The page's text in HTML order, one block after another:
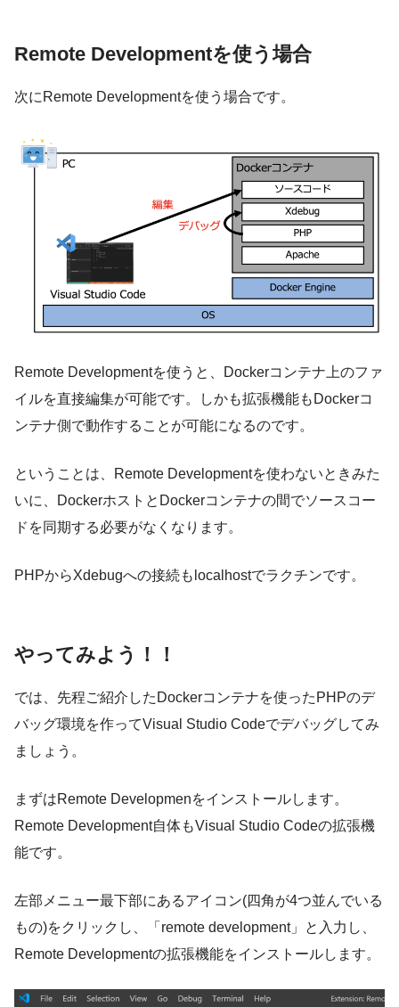
Remote Developmentを使う場合
次にRemote Developmentを使う場合です。
Remote Developmentを使うと、Dockerコンテナ上のファ
イルを直接編集が可能です。しかも拡張機能もDockerコ
ンテナ側で動作することが可能になるのです。
ということは、Remote Developmentを使わないときみた
いに、DockerホストとDockerコンテナの間でソースコー
ドを同期する必要がなくなります。
PHPからXdebugへの接続もlocalhostでラクチンです。
やってみよう！！
では、先程ご紹介したDockerコンテナを使ったPHPのデ
バッグ環境を作ってVisual Studio Codeでデバッグしてみ
ましょう。
まずはRemote Developmenをインストールします。
Remote Development自体もVisual Studio Codeの拡張機
能です。
左部メニュー最下部にあるアイコン(四角が4つ並んでいる
もの)をクリックし、「remote development」と入力し、
Remote Developmentの拡張機能をインストールします。